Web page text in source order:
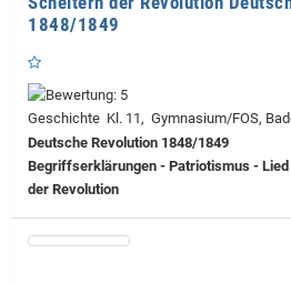
1848/1849
Geschichte Kl. 11, Gymnasium/FOS,
Deutsche Revolution 1848/1849
Begriffserklärungen - Patriotismus -
der Revolution